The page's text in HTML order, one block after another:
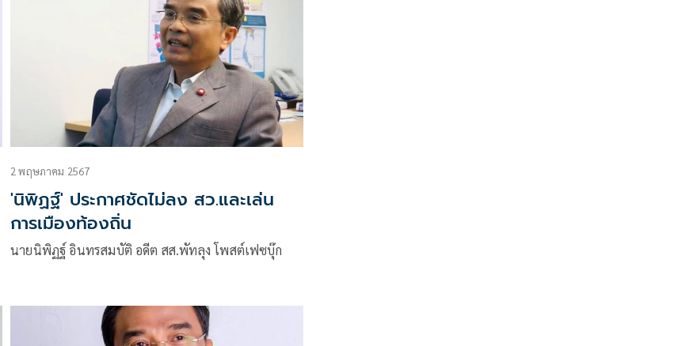
2 พฤษภาคม 2567
'นิพิฏฐ์' ประกาศชัดไม่ลง สว.และเล่น
การเมืองท้องถิ่น
นายนิพิฏฐ์ อินทรสมบัติ อดีต สส.พัทลุง โพสต์เฟซบุ๊ก